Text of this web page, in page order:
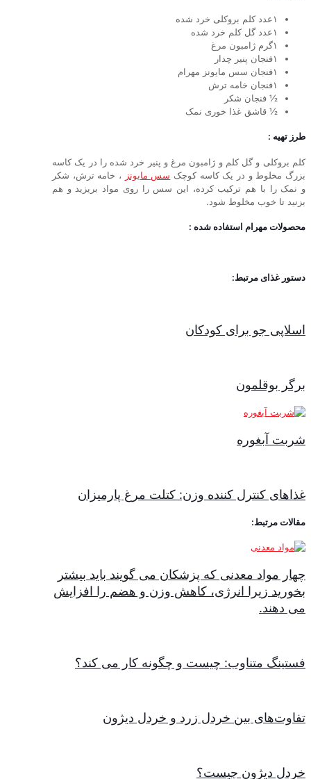
۱عدد کلم بروکلی خرد شده
۱عدد گل کلم خرد شده
۱گرم ژامبون مرغ
۱فنجان پنیر چدار
۱فنجان سس مایونز مهرام
۱فنجان خامه ترش
½ فنجان شکر
½ قاشق غذا خوری نمک
طرز تهیه :
کلم بروکلی و گل کلم و ژامبون مرغ و پنیر خرد شده را در یک کاسه
بزرگ مخلوط و در یک کاسه کوچک سس مایونز
، خامه ترش، شکر
و نمک را با هم ترکیب کرده، این سس را روی مواد بریزید و هم
بزنید تا خوب مخلوط شود.
محصولات مهرام استفاده شده :
دستور غذای مرتبط:
اسلاپی جو برای کودکان
برگر بوقلمون
شربت آبغوره
غذاهای کنترل کننده وزن: کتلت مرغ پارمیزان
مقالات مرتبط:
چهار مواد معدنی که پزشکان می گویند باید بیشتر
بخورید زیرا انرژی، کاهش وزن و هضم را افزایش
می دهند.
فستینگ متناوب: چیست و چگونه کار می کند؟
تفاوت‌های بین خردل زرد و خردل دیژون
خردل دیژون چیست؟